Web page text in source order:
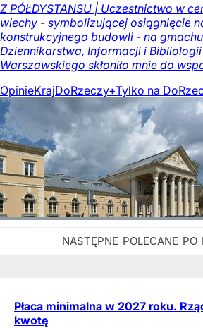
Z PÓŁDYSTANSU | Uczestnictwo w
wiechy - symbolizującej osiągnięcie
konstrukcyjnego budowli - na
Dziennikarstwa, Informacji i
Warszawskiego skłoniło mnie do
OpinieKrajDoRzeczy+Tylko na
Płaca minimalna w 2027 roku.
kwotę